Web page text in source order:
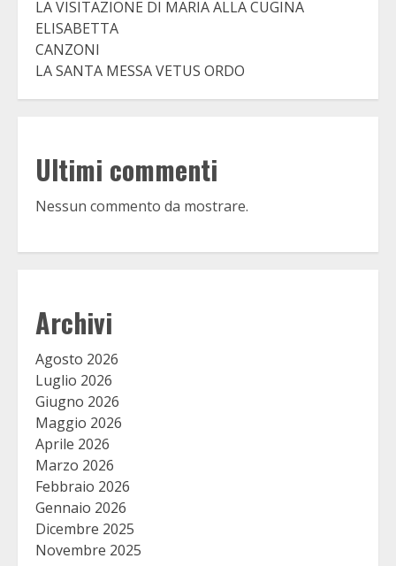
LA VISITAZIONE DI MARIA ALLA CUGINA
ELISABETTA
CANZONI
LA SANTA MESSA VETUS ORDO
Ultimi commenti
Nessun commento da mostrare.
Archivi
Agosto 2026
Luglio 2026
Giugno 2026
Maggio 2026
Aprile 2026
Marzo 2026
Febbraio 2026
Gennaio 2026
Dicembre 2025
Novembre 2025